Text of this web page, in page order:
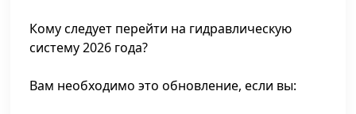
Кому следует перейти на гидравлическую
систему 2026 года?
Вам необходимо это обновление, если вы: